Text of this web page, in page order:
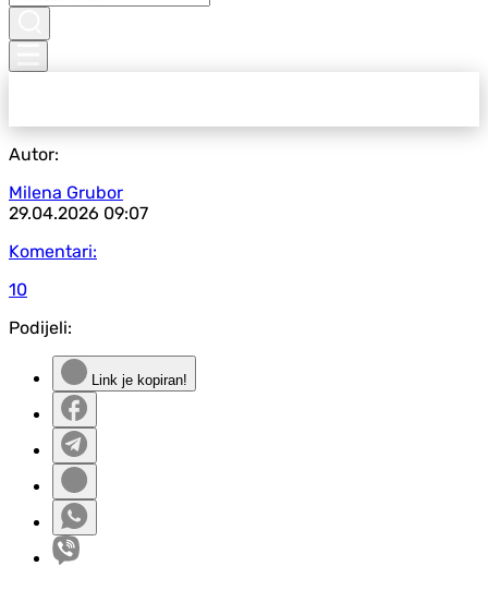
Autor:
Milena Grubor
29.04.2026 09:07
Komentari:
10
Podijeli:
Link je kopiran!